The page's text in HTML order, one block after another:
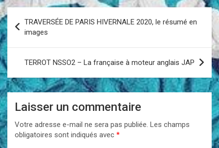
Navigation
de
l’article
TRAVERSÉE DE PARIS HIVERNALE 2020, le résumé en
images
TERROT NSSO2 – La française à moteur anglais JAP
Laisser un commentaire
Votre adresse e-mail ne sera pas publiée. Les champs
obligatoires sont indiqués avec *